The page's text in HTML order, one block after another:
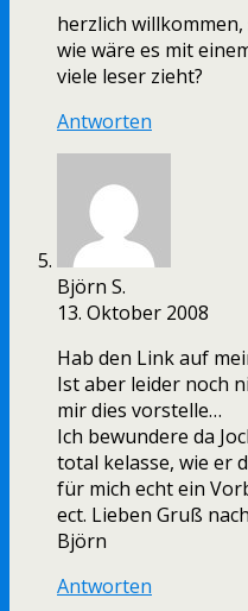
herzlich willkommen,
wie wäre es mit
viele leser zieht?
Antworten
Björn S.
13. Oktober 2008
Hab den Link auf
Ist aber leider noch
mir dies vorstelle…
Ich bewundere da
total kelasse, wie er
für mich echt ein
ect. Lieben Gruß
Björn
Antworten